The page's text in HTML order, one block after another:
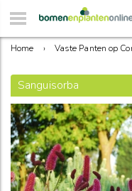
Home › Vaste Panten op
Sanguisorba